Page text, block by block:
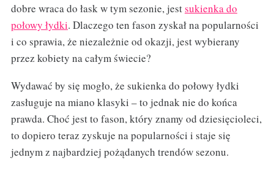
dobre wraca do łask w tym sezonie, jestsukienka do
połowy łydki. Dlaczego ten fason zyskał na popularności
i co sprawia, że niezależnie od okazji, jest wybierany
przez kobiety na całym świecie?
Wydawać by się mogło, że sukienka do połowy łydki
zasługuje na miano klasyki – to jednak nie do końca
prawda. Choć jest to fason, który znamy od dziesięcioleci,
to dopiero teraz zyskuje na popularności i staje się
jednym z najbardziej pożądanych trendów sezonu.